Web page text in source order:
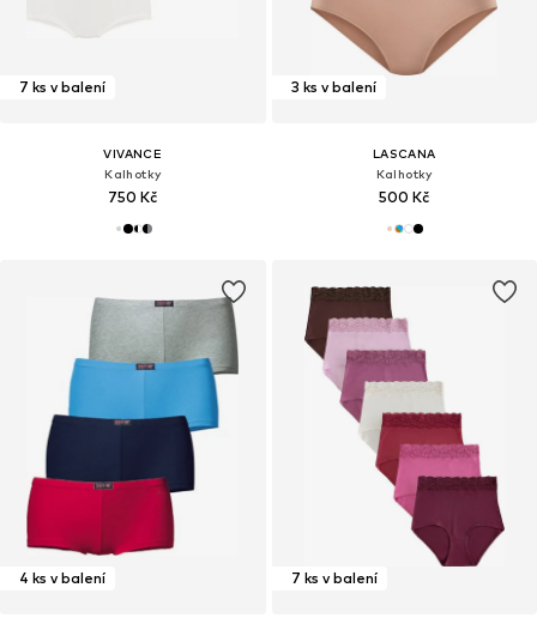
7 ks v balení
VIVANCE
Kalhotky
750 Kč
3 ks v balení
LASCANA
Kalhotky
500 Kč
4 ks v balení 7 ks v balení